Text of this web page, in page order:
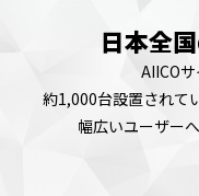
日本全
AIICO
約1,000台設置されて
幅広いユーザー